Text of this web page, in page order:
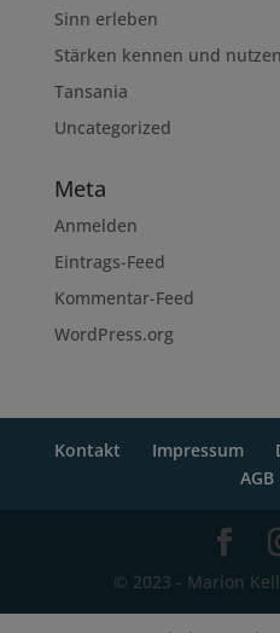
Sinn erleben
Stärken kennen und nutzen
Tansania
Uncategorized
Meta
Anmelden
Eintrags-Feed
Kommentar-Feed
WordPress.org
Kontakt Impressum
AGB
© 2023 - Marion